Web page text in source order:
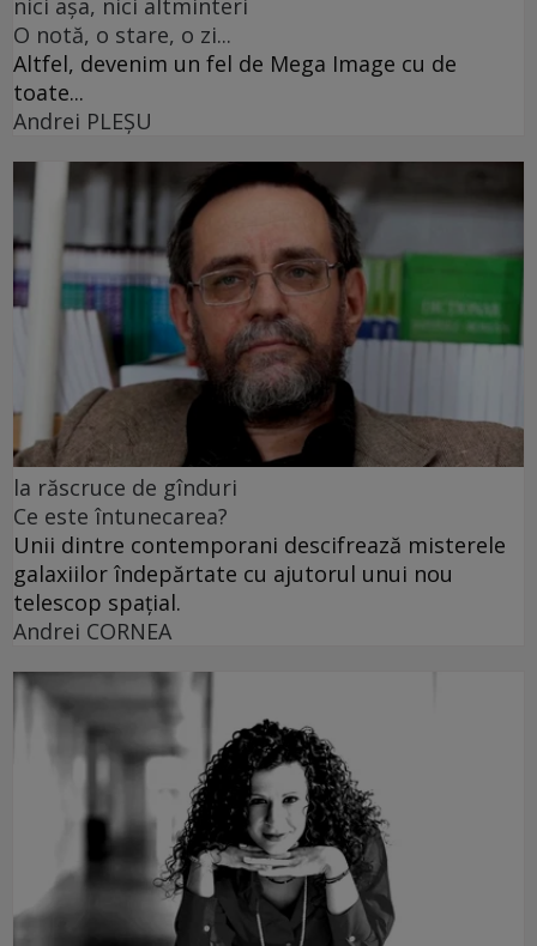
O notă, o stare, o zi...
Altfel, devenim un fel de Mega Image cu de
toate...
Andrei PLEŞU
la răscruce de gînduri
Ce este întunecarea?
Unii dintre contemporani descifrează misterele
galaxiilor îndepărtate cu ajutorul unui nou
telescop spațial.
Andrei CORNEA